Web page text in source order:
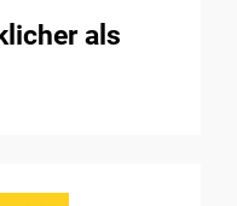
als